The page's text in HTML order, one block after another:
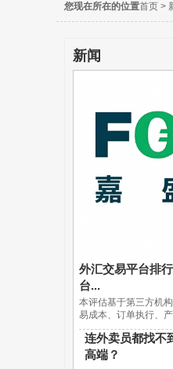
您现在所在的位置首页 >
新闻
外汇交易平台排
台...
本评估基于第三方机
易成本、订单执行、
连外卖员都找不
高端？